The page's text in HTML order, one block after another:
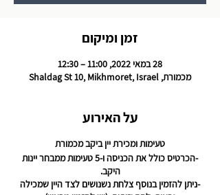
זמן ומיקום
28 במאי 2022, 11:00 – 12:30
מכמורת, Shaldag St 10, Mikhmoret, Israel
על האירוע
טעימות ומכירת יין ביקב מכמורת
-הכרטיס כולל את הכניסה ו-5 טעימות ממבחר יינות
היקב.
-ניתן להזמין בנוסף צלחת נשנושים לצד היין שמכילה